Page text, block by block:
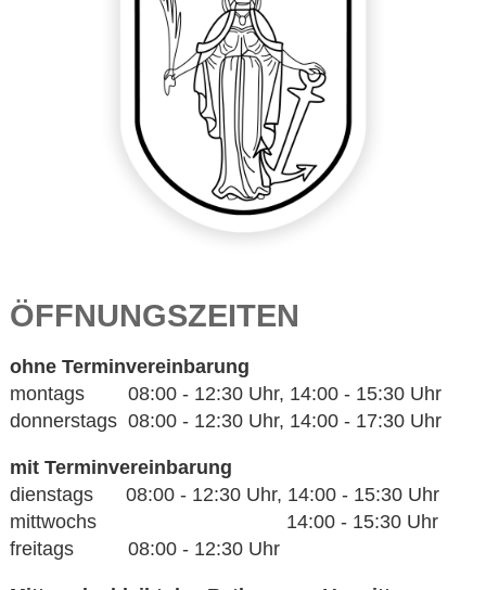
ÖFFNUNGSZEITEN
ohne Terminvereinbarung
montags 08:00 - 12:30 Uhr, 14:00 - 15:30 Uhr
donnerstags 08:00 - 12:30 Uhr, 14:00 - 17:30 Uhr
mit Terminvereinbarung
dienstags 08:00 - 12:30 Uhr, 14:00 - 15:30 Uhr
mittwochs 14:00 - 15:30 Uhr
freitags 08:00 - 12:30 Uhr